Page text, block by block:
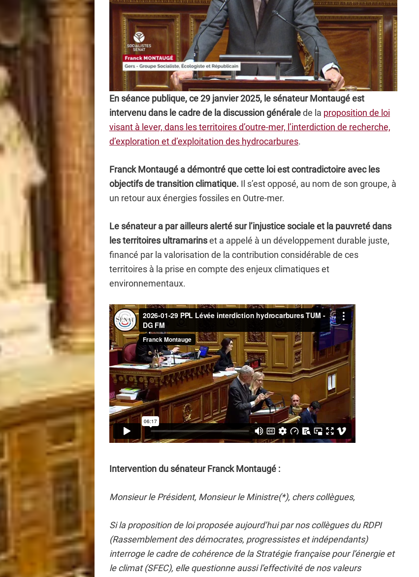
En séance publique, ce 29 janvier 2025, le sénateur Montaugé est
intervenu dans le cadre de la discussion généralede la proposition de loi
visant à lever, dans les territoires d’outre-mer, l’interdiction de recherche,
d’exploration et d’exploitation des hydrocarbures.
Franck Montaugé a démontré que cette loi est contradictoire avec les
objectifs de transition climatique. Il s’est opposé, au nom de son groupe, à
un retour aux énergies fossiles en Outre-mer.
Le sénateur a par ailleurs alerté sur l’injustice sociale et la pauvreté dans
les territoires ultramarinset a appelé à un développement durable juste,
financé par la valorisation de la contribution considérable de ces
territoires à la prise en compte des enjeux climatiques et
environnementaux.
Intervention du sénateur Franck Montaugé :
Monsieur le Président, Monsieur le Ministre(*), chers collègues,
Si la proposition de loi proposée aujourd’hui par nos collègues du RDPI
(Rassemblement des démocrates, progressistes et indépendants)
interroge le cadre de cohérence de la Stratégie française pour l’énergie et
le climat (SFEC), elle questionne aussi l’effectivité de nos valeurs